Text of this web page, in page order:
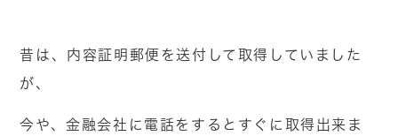
昔は、内容証明郵便を送付して取得していました
が、
今や、金融会社に電話をするとすぐに取得出来ま